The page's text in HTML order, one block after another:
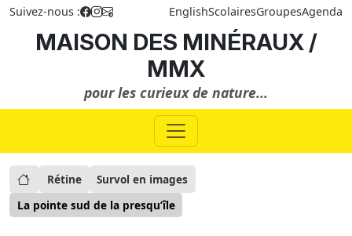
Suivez-nous : EnglishScolairesGroupesAgenda
MAISON DES MINÉRAUX /
MMX
pour les curieux de nature...
Rétine
Survol en images
La pointe sud de la presqu’île